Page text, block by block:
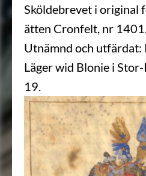
Sköldebrevet i original
ätten Cronfelt, nr
Utnämnd och utfärdat:
Läger wid Blonie i
19.